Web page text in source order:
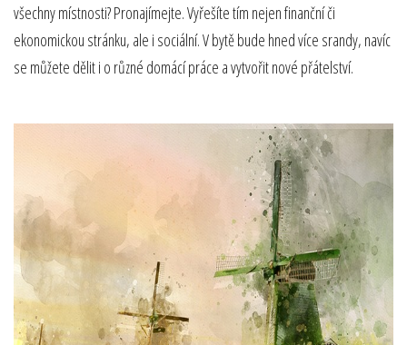
všechny místnosti? Pronajímejte. Vyřešíte tím nejen finanční či
ekonomickou stránku, ale i sociální. V bytě bude hned více srandy, navíc
se můžete dělit i o různé domácí práce a vytvořit nové přátelství.